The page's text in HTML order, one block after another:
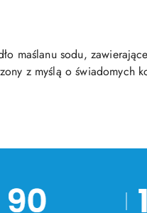
maślanu sodu,
z myślą o świadomych